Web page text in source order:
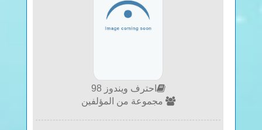
احترف ويندوز 98
مجموعة من المؤلفين